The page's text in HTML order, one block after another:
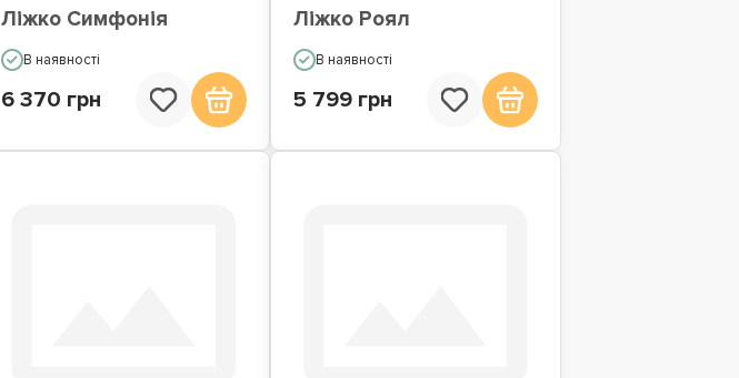
Ліжко Симфонія
В наявності
6 370 грн
Ліжко Роял
В наявності
5 799 грн